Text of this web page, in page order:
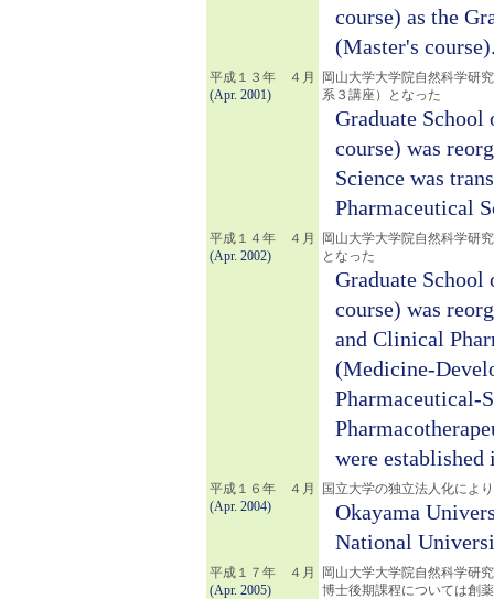
course) as the
(Master's
平成１３年 ４月
(Apr. 2001)
岡山大学大学院自然科学研
系３講座）となった
Graduate
course) was
Science was
Pharmaceutical
平成１４年 ４月
(Apr. 2002)
岡山大学大学院自然科学研
となった
Graduate School
course) was
and Clinical
(Medicine-
Pharmaceutical-
were established
平成１６年 ４月
(Apr. 2004)
国立大学の独立法人化によ
Okayama
National
平成１７年 ４月
(Apr. 2005)
岡山大学大学院自然科学研
博士後期課程については創